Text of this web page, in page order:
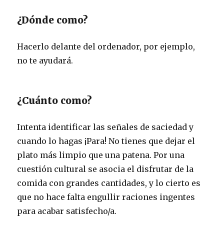
¿Dónde como?
Hacerlo delante del ordenador, por ejemplo,
no te ayudará.
¿Cuánto como?
Intenta identificar las señales de saciedad y
cuando lo hagas ¡Para! No tienes que dejar el
plato más limpio que una patena. Por una
cuestión cultural se asocia el disfrutar de la
comida con grandes cantidades, y lo cierto es
que no hace falta engullir raciones ingentes
para acabar satisfecho/a.